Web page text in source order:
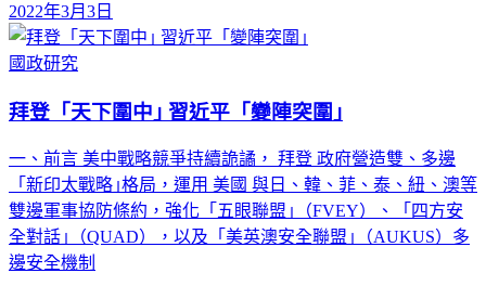
2022年3月3日
國政研究
拜登「天下圍中｣ 習近平「變陣突圍｣
一、前言 美中戰略競爭持續詭譎， 拜登 政府營造雙、多邊
「新印太戰略｣格局，運用 美國 與日、韓、菲、泰、紐、澳等
雙邊軍事協防條約，強化「五眼聯盟｣（FVEY）、「四方安
全對話｣（QUAD），以及「美英澳安全聯盟｣（AUKUS）多
邊安全機制